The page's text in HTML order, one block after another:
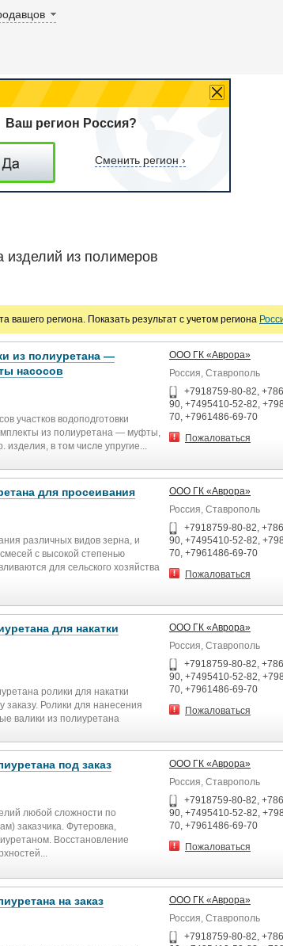
Ваш регион Россия?
Сменить регион ›
изделий из полимеров
вашего региона. Показать результат с учетом региона
из полиуретана —
насосов
участков водоподготовки
из полиуретана — муфты,
изделия, в том числе упругие...
ООО ГК «Аврора»
Россия, Ставрополь
+7918759-80-82,
90, +7495410-52-82,
70, +7961486-69-70
Пожаловаться
для просеивания
различных видов зерна, и
с высокой степенью
для сельского хозяйства
ООО ГК «Аврора»
Россия, Ставрополь
+7918759-80-82,
90, +7495410-52-82,
70, +7961486-69-70
Пожаловаться
для накатки
ролики для накатки
заказу. Ролики для нанесения
валики из полиуретана
ООО ГК «Аврора»
Россия, Ставрополь
+7918759-80-82,
90, +7495410-52-82,
70, +7961486-69-70
Пожаловаться
под заказ
любой сложности по
заказчика. Футеровка,
Восстановление
ООО ГК «Аврора»
Россия, Ставрополь
+7918759-80-82,
90, +7495410-52-82,
70, +7961486-69-70
Пожаловаться
на заказ
ООО ГК «Аврора»
Россия, Ставрополь
+7918759-80-82,